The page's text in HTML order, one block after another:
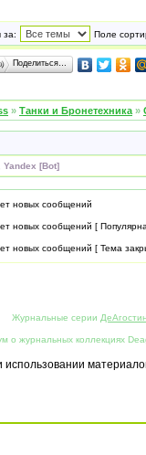
за: Поле
Поделиться…
» Танки и Бронетехника »
Yandex [Bot]
новых сообщений
новых сообщений [
новых сообщений [ Тема
Журнальные серии
о журнальных коллекциях
использовании